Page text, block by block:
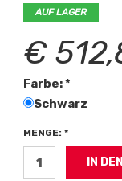
AUF LAGER
€
Farbe: *
Schwarz
MENGE: *